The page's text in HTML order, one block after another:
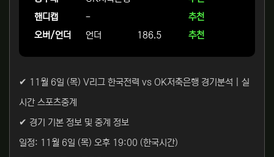
핸디캡
-
추천
오버/언더
언더 186.5 추천
✔ 11월 6일 (목) V리그 한국전력 vs OK저축은행 경기분석 | 실
시간 스포츠중계
✔ 경기 기본 정보 및 중계 정보
일정: 11월 6일 (목) 오후 19:00 (한국시간)